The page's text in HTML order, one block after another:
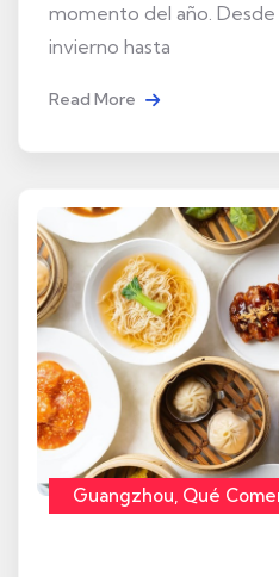
momento del año. Desde
invierno hasta
Read More
Guangzhou Qué